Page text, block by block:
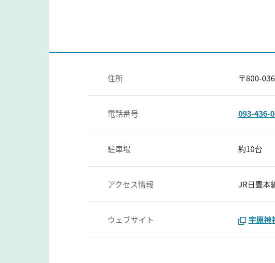
住所 〒800-
電話番号 093-436-
駐車場 約10台
アクセス情報 JR日豊本
ウェブサイト 宇原神